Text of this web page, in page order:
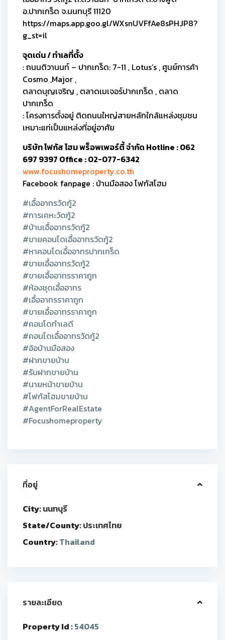
อ.ปากเกร็ด จ.นนทบุรี 11120
https://maps.app.goo.gl/WXsnUVFfAe8sPHJP8?
g_st=il
จุดเด่น / ทำเลที่ตั้ง
: ถนนติวานนท์ – ปากเกร็ด: 7-11 , Lotus’s , ศูนย์การค้า
Cosmo ,Major ,
ตลาดบุญเจริญ , ตลาดเมเจอร์ปากเกร็ด , ตลาด
ปากเกร็ด
: โครงการตั้งอยู่ ติดถนนใหญ่สายหลักใกล้แหล่งชุมชน
เหมาะแก่เป็นแหล่งที่อยู่อาศัย
บริษัท โฟกัส โฮม พร็อพเพอร์ตี้ จำกัด Hotline : 062
697 9397 Office : 02-077-6342
www.focushomeproperty.co.th
Facebook fanpage : บ้านมือสอง โฟกัสโฮม
#เอื้ออาทรวัดกู้2
#การเคหะวัดกู้2
#บ้านเอื้ออาทรวัดกู้2
#ขายคอนโดเอื้ออาทรวัดกู้2
#หาคอนโดเอื้ออาทรปากเกร็ด
#ขายเอื้ออาทรวัดกู้2
#ขายเอื้ออาทรราคาถูก
#ห้องชุดเอื้ออาทร
#เอื้ออาทรราคาถูก
#ขายเอื้ออาทรราคาถูก
#คอนโดทำเลดี
#คอนโดเอื้ออาทรวัดกู้2
#อ้อบ้านมือสอง
#ฝากขายบ้าน
#รับฝากขายบ้าน
#นายหน้าขายบ้าน
#โฟกัสโฮมขายบ้าน
#AgentForRealEstate
#Focushomeproperty
ที่อยู่
City:นนทบุรี
State/County:ประเทศไทย
Country:Thailand
รายละเอียด
Property Id :54045